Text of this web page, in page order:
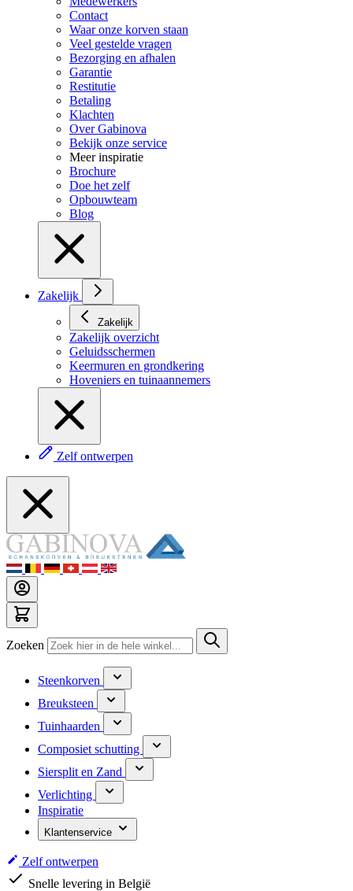
Contact
Waar onze korven staan
Veel gestelde vragen
Bezorging en afhalen
Garantie
Restitutie
Betaling
Klachten
Over Gabinova
Bekijk onze service
Meer inspiratie
Brochure
Doe het zelf
Opbouwteam
Blog
Zakelijk
Zakelijk
Zakelijk overzicht
Geluidsschermen
Keermuren en grondkering
Hoveniers en tuinaannemers
Zelf ontwerpen
Zoeken
Steenkorven
Breuksteen
Tuinhaarden
Composiet schutting
Siersplit en Zand
Verlichting
Inspiratie
Klantenservice
Zelf ontwerpen
Snelle levering in België